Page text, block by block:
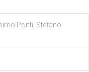
Ponti, Stefano